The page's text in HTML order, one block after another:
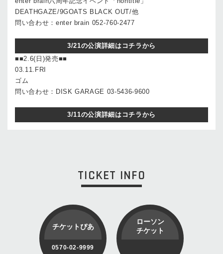
DEATHGAZE/9GOATS BLACK OUT/他
問い合わせ：enter brain 052-760-2477
3/21の公演詳細はコチラから
■■2.6(日)発売■■
03.11.FRI
ゴム
問い合わせ：DISK GARAGE 03-5436-9600
3/11の公演詳細はコチラから
TICKET INFO
チケットぴあ
0570-02-9999
ローソン
チケット